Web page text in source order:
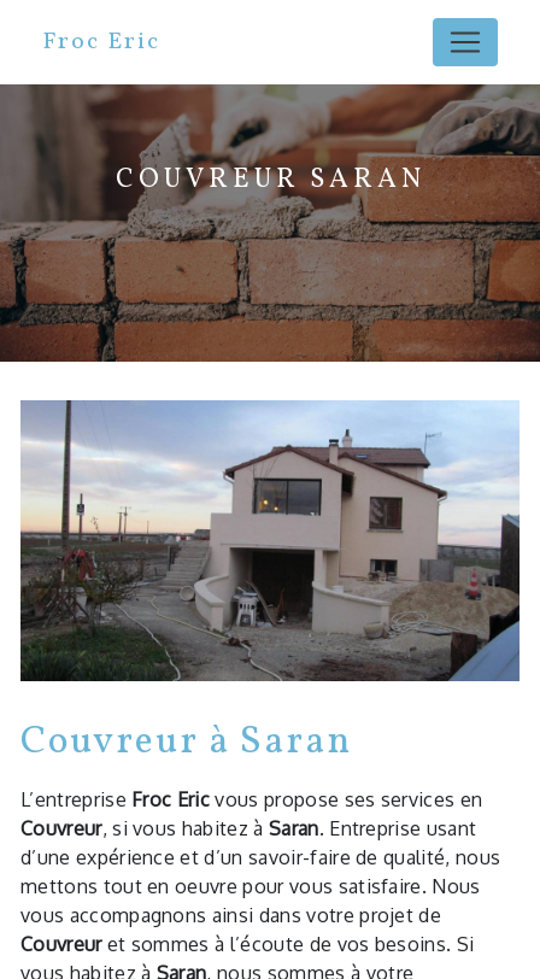
Froc Eric
COUVREUR SARAN
Couvreur à Saran
L’entreprise Froc Eric vous propose ses services en
Couvreur, si vous habitez à Saran. Entreprise usant
d’une expérience et d’un savoir-faire de qualité, nous
mettons tout en oeuvre pour vous satisfaire. Nous
vous accompagnons ainsi dans votre projet de
Couvreuret sommes à l’écoute de vos besoins. Si
vous habitez à Saran, nous sommes à votre